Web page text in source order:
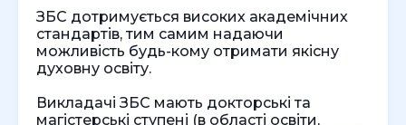
ЗБС дотримується високих академічних
стандартів, тим самим надаючи
можливість будь-кому отримати якісну
духовну освіту.
Викладачі ЗБС мають докторські та
магістерські ступені (в області освіти,